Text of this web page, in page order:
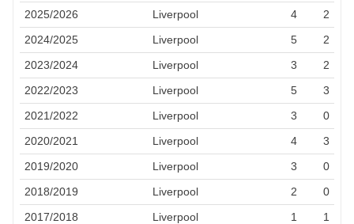
2025/2026 Liverpool 4
2
2024/2025
Liverpool 5
2
2023/2024
Liverpool 3
2
2022/2023
Liverpool 5
3
2021/2022
Liverpool 3
0
2020/2021
Liverpool 4
3
2019/2020
Liverpool 3
0
2018/2019
Liverpool 2
0
2017/2018
Liverpool 1
1